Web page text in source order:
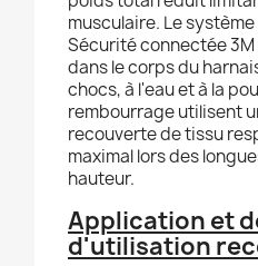
musculaire. Le
Sécurité connectée
dans le corps du
chocs, à l'eau et à la
rembourrage utilisent
recouverte de tissu
maximal lors des
hauteur.
Application et
d'utilisation